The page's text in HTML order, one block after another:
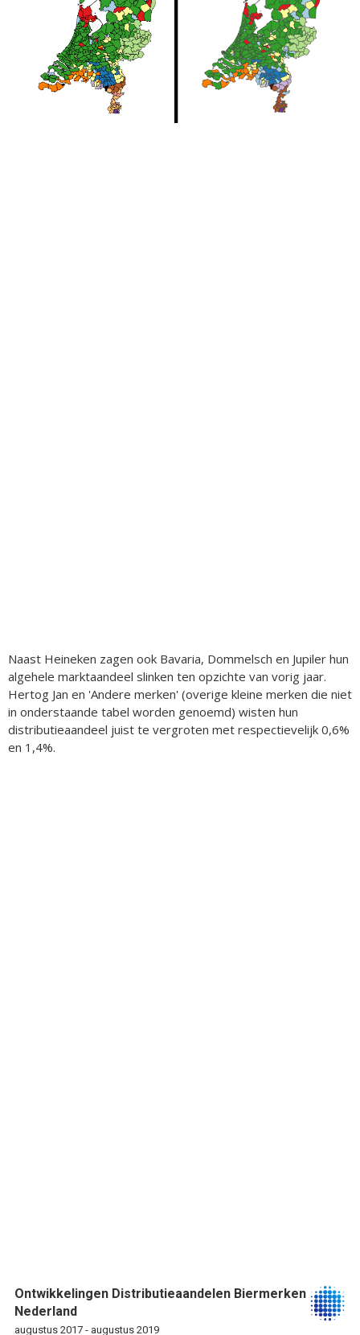
Naast Heineken zagen ook Bavaria, Dommelsch en Jupiler hun
algehele marktaandeel slinken ten opzichte van vorig jaar.
Hertog Jan en 'Andere merken' (overige kleine merken die niet
in onderstaande tabel worden genoemd) wisten hun
distributieaandeel juist te vergroten met respectievelijk 0,6%
en 1,4%.